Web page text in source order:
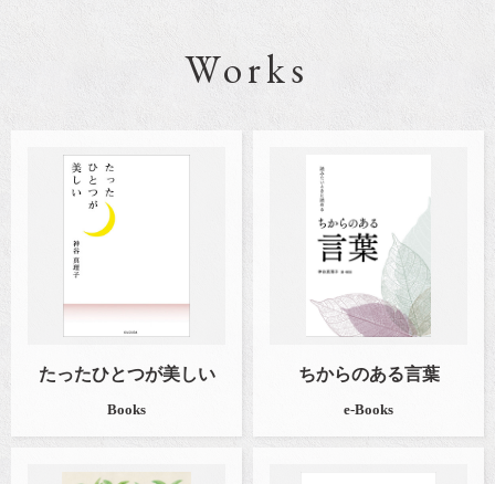
Works
たったひとつが美しい
Books
ちからのある言葉
e-Books